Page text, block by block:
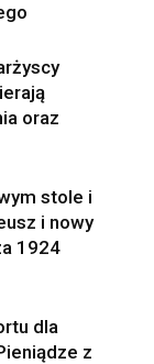
oraz
stole i
i nowy
1924
dla
z